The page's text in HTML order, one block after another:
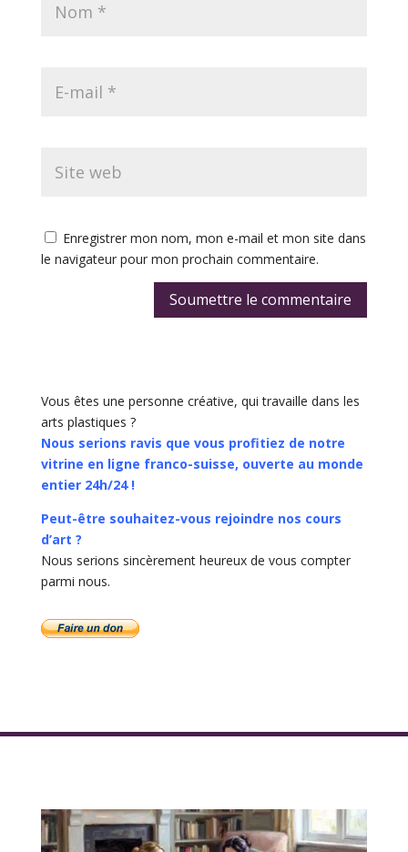
Enregistrer mon nom, mon e-mail et mon site dans
le navigateur pour mon prochain commentaire.
Soumettre le commentaire
Vous êtes une personne créative, qui travaille dans les
arts plastiques ?
Nous serions ravis que vous profitiez de notre
vitrine en ligne franco-suisse, ouverte au monde
entier 24h/24 !
Peut-être souhaitez-vous rejoindre nos cours
d’art ?
Nous serions sincèrement heureux de vous compter
parmi nous.